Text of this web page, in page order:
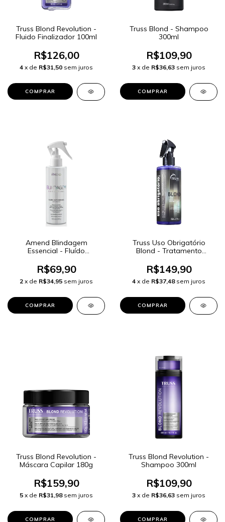
Truss Blond Revolution -
Fluido Finalizador 100ml
R$126,00
4 x de R$31,50 sem juros
Truss Blond - Shampoo
300ml
R$109,90
3 x de R$36,63 sem juros
Amend Blindagem
Essencial - Fluído
R$69,90
2 x de R$34,95 sem juros
Truss Uso Obrigatório
Blond - Tratamento
R$149,90
4 x de R$37,48 sem juros
Truss Blond Revolution -
Máscara Capilar 180g
R$159,90
5 x de R$31,98 sem juros
Truss Blond Revolution -
Shampoo 300ml
R$109,90
3 x de R$36,63 sem juros